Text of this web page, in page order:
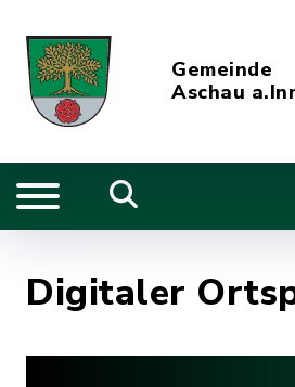
Gemeinde
Aschau
Digitaler